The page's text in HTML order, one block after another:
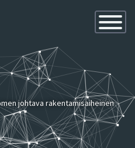
Toggle
johtava rakentamisaiheinen